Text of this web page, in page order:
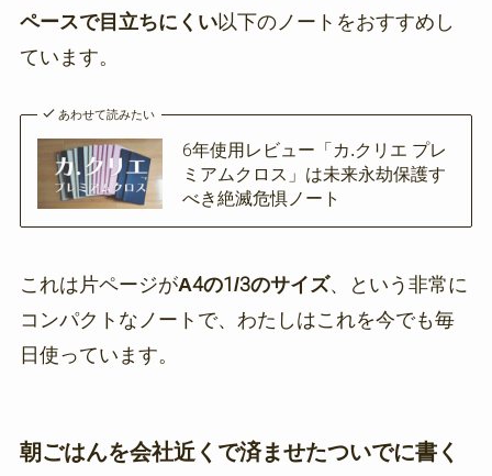
ペースで目立ちにくい以下のノートをおすすめし
ています。
あわせて読みたい
6年使用レビュー「カ.クリエ プレ
ミアムクロス」は未来永劫保護す
べき絶滅危惧ノート
これは片ページがA4の1/3のサイズ、という非常に
コンパクトなノートで、わたしはこれを今でも毎
日使っています。
朝ごはんを会社近くで済ませたついでに書く